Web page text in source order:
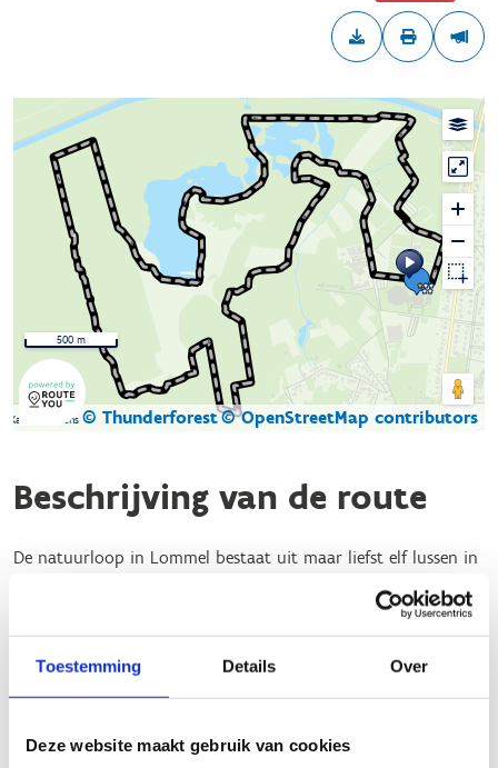
Toestemming Details Over
Deze website maakt gebruik van cookies
Kaartgegevens © Thunderforest© OpenStreetMap contributors
500 m
Beschrijving van de route
De natuurloop in Lommel bestaat uit maar liefst elf lussen in
Sahara
. Door de connecties
tussen die verschillende gebieden zijn heel wat combinaties en
dus ook afstanden mogelijk. Zo zijn de parcours van Kolonie,
Sahara en Waaltjesbos met elkaar verbonden. Zowel de start-
hart kunnen ophalen.